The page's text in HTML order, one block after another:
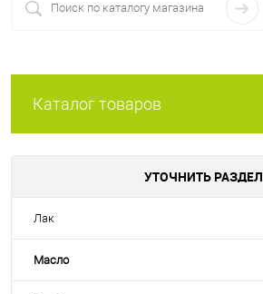
Каталог товаров
УТОЧНИТЬ РАЗДЕЛ
Лак
Масло